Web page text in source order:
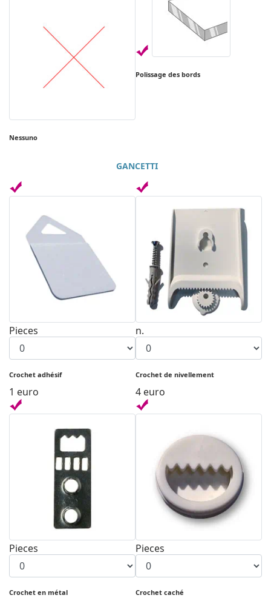
Nessuno
Polissage des bords
GANCETTI
Pieces
Crochet adhésif
1 euro
n.
Crochet de nivellement
4 euro
Pieces
Crochet en métal
Pieces
Crochet caché